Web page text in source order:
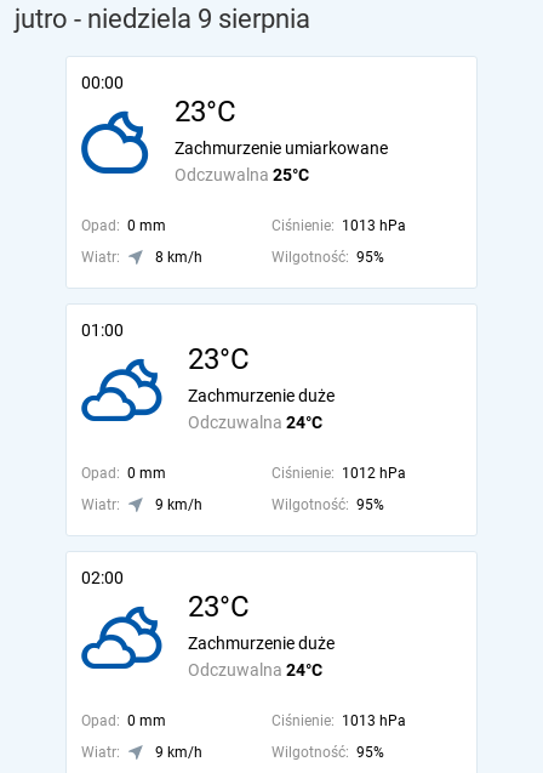
jutro - niedziela 9 sierpnia
00:00
23°C
Odczuwalna 25°C
Zachmurzenie umiarkowane
Opad: 0 mm Ciśnienie: 1013 hPa
Wiatr:
8 km/h Wilgotność: 95%
01:00
23°C
Odczuwalna 24°C
Zachmurzenie duże
Opad: 0 mm Ciśnienie: 1012 hPa
Wiatr:
9 km/h Wilgotność: 95%
02:00
23°C
Odczuwalna 24°C
Zachmurzenie duże
Opad: 0 mm Ciśnienie: 1013 hPa
Wiatr:
9 km/h Wilgotność: 95%